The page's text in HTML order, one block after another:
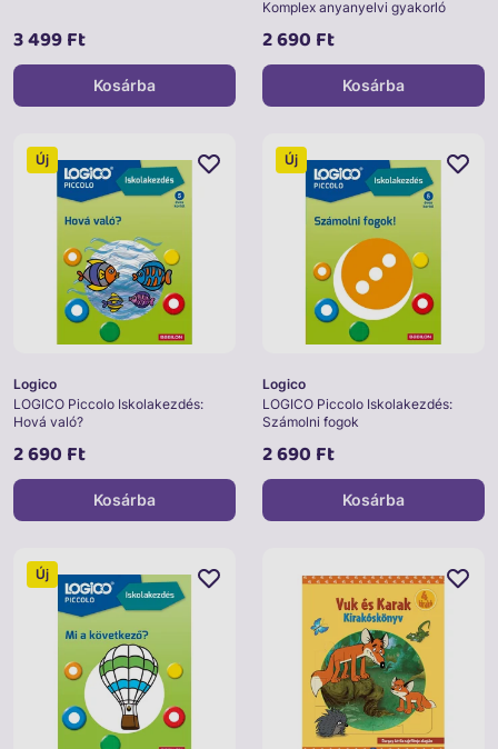
3 499 Ft
Kosárba
Komplex anyanyelvi gyakorló
2 690 Ft
Kosárba
Logico
LOGICO Piccolo Iskolakezdés:
Hová való?
2 690 Ft
Új
Kosárba
Logico
LOGICO Piccolo Iskolakezdés:
Számolni fogok
2 690 Ft
Új
Kosárba
Új